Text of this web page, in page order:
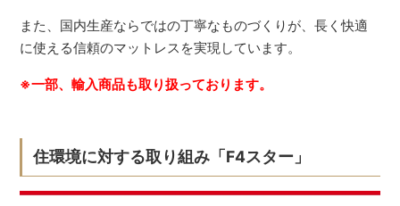
また、国内生産ならではの丁寧なものづくりが、長く快適
に使える信頼のマットレスを実現しています。
※一部、輸入商品も取り扱っております。
住環境に対する取り組み「F4スター」